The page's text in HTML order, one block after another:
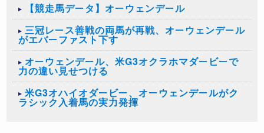
【競走馬データ】オーウェンデール
三冠レース善戦の両馬が再戦、オーウェンデール
がエバーファスト下す
オーウェンデール、米G3オクラホマダービーで
力の違い見せつける
米G3オハイオダービー、オーウェンデールがク
ラシック入着馬の実力発揮